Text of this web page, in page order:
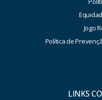
Jogo
Política de
LINKS